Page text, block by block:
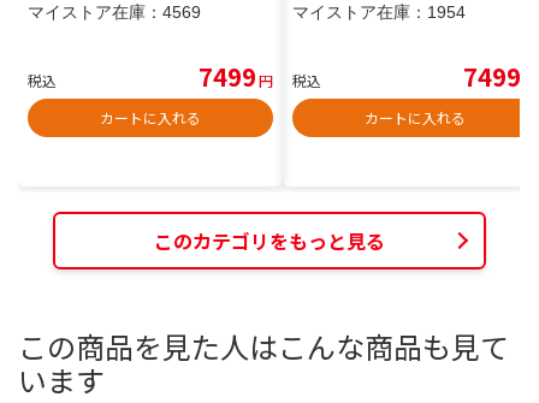
マイストア在庫： 4569
税込 7499円
カートに入れる
マイストア在庫： 1954
税込 7499
カートに入れる
このカテゴリをもっと見る
この商品を見た人はこんな商品も見て
います